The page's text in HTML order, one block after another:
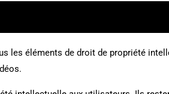
les éléments de droit de propriété